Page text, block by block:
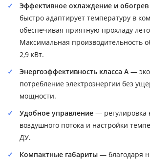
Эффективное охлаждение и обогрев
быстро адаптирует температуру в
обеспечивая приятную прохладу
Максимальная производительность
2,9 кВт.
Энергоэффективность класса A —
потребление электроэнергии без
мощности.
Удобное управление — регулировка
воздушного потока и настройки
ДУ.
Компактные габариты — благодаря